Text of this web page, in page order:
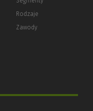
Rodzaje
Zawody